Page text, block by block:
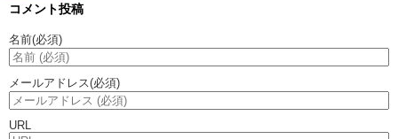
コメント投稿
名前(必須)
メールアドレス(必須)
URL